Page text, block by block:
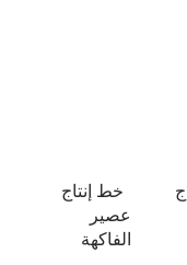
خط إنتاج
الفاكهة